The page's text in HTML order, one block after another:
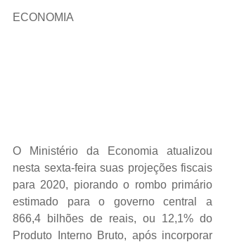
ECONOMIA
O Ministério da Economia atualizou
nesta sexta-feira suas projeções fiscais
para 2020, piorando o rombo primário
estimado para o governo central a
866,4 bilhões de reais, ou 12,1% do
Produto Interno Bruto, após incorporar